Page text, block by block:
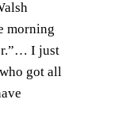
morning
I just
got all